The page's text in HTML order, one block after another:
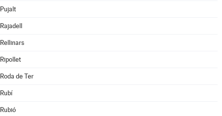
Pujalt
Rajadell
Rellinars
Ripollet
Roda de Ter
Rubí
Rubió